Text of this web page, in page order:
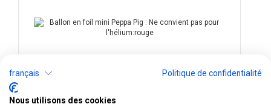
français Politique de confidentialité
Nous utilisons des cookies